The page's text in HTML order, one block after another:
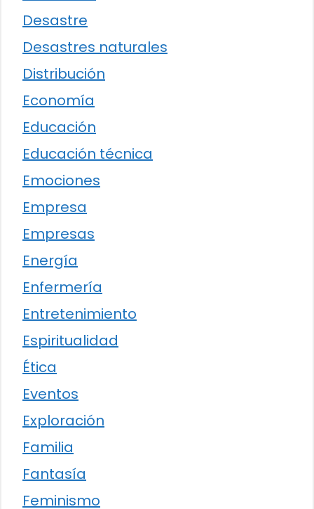
Desastre
Desastres naturales
Distribución
Economía
Educación
Educación técnica
Emociones
Empresa
Empresas
Energía
Enfermería
Entretenimiento
Espiritualidad
Ética
Eventos
Exploración
Familia
Fantasía
Feminismo